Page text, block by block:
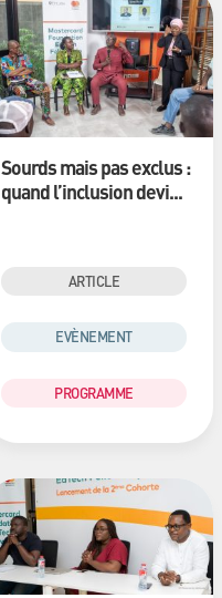
Sourds mais pas exclus :
quand l’inclusion devi...
ARTICLE
EVÈNEMENT
PROGRAMME